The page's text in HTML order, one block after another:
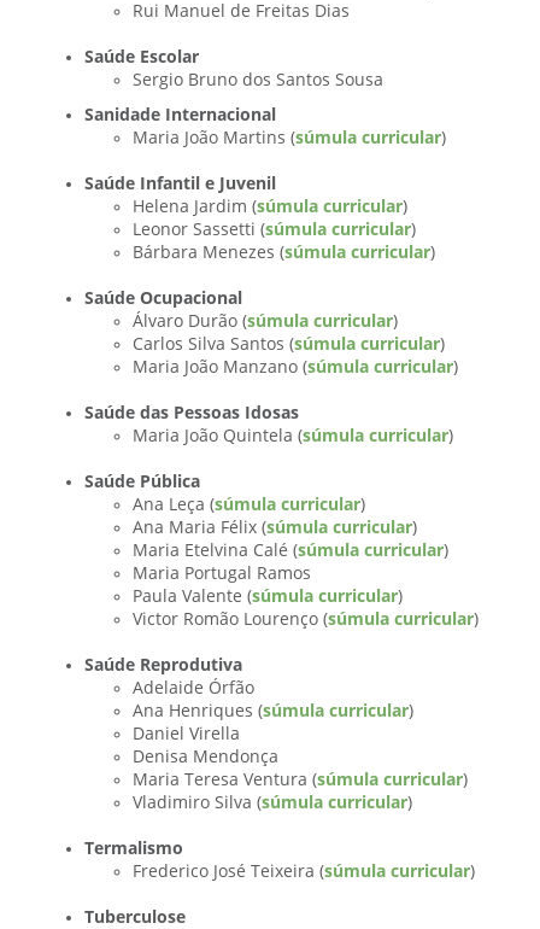
Rui Manuel de Freitas Dias
Saúde Escolar
Sergio Bruno dos Santos Sousa
Sanidade Internacional
Maria João Martins (súmula curricular)
Saúde Infantil e Juvenil
Helena Jardim (súmula curricular)
Leonor Sassetti (súmula curricular)
Bárbara Menezes (súmula curricular)
Saúde Ocupacional
Álvaro Durão (súmula curricular)
Carlos Silva Santos (súmula curricular)
Maria João Manzano (súmula curricular)
Saúde das Pessoas Idosas
Maria João Quintela (súmula curricular)
Saúde Pública
Ana Leça (súmula curricular)
Ana Maria Félix (súmula curricular)
Maria Etelvina Calé (súmula curricular)
Maria Portugal Ramos
Paula Valente (súmula curricular)
Victor Romão Lourenço (súmula curricular)
Saúde Reprodutiva
Adelaide Órfão
Ana Henriques (súmula curricular)
Daniel Virella
Denisa Mendonça
Maria Teresa Ventura (súmula curricular)
Vladimiro Silva (súmula curricular)
Termalismo
Frederico José Teixeira (súmula curricular)
Tuberculose